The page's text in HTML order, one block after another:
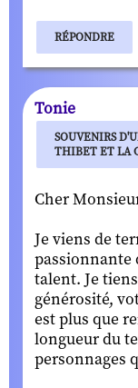
RÉPONDRE
Tonie
SOUVENIRS
THIBET ET LA
Cher
Je viens de
passionnante
talent. Je
générosité,
est plus que
longueur du
personnages